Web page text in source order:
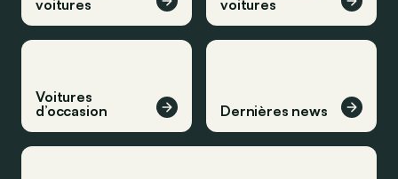
voitures
voitures
Voitures
d’occasion
Dernières news